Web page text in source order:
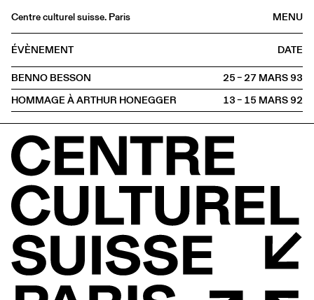
MENU
Centre culturel suisse. Paris
Agenda
Librairie
Buvette
Archives
Médiathèque
Éditions
Informations
FR
EN
PROJECTION Rencontre
ÉVÈNEMENT
DATE
BENNO BESSON
25 – 27 MARS1993
HOMMAGE À ARTHUR HONEGGER
13 – 15 MARS1992